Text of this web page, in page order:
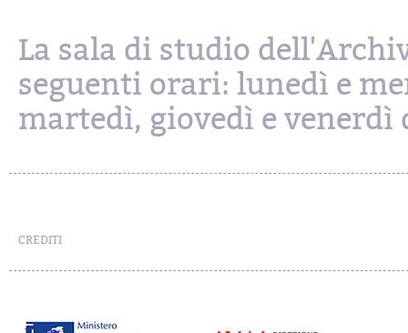
La sala di studio
seguenti orari: lunedì e
martedì, giovedì e venerdì
CREDITI